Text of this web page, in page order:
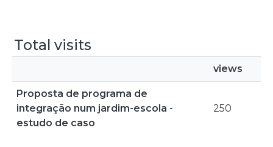
Total visits
views
Proposta de programa de
integração num jardim-escola -
estudo de caso
250